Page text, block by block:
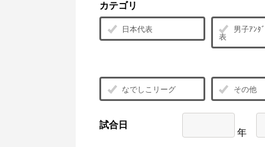
カテゴリ
日本代表
男子ｱﾝﾀ
表
なでしこリーグ その他
試合日
年